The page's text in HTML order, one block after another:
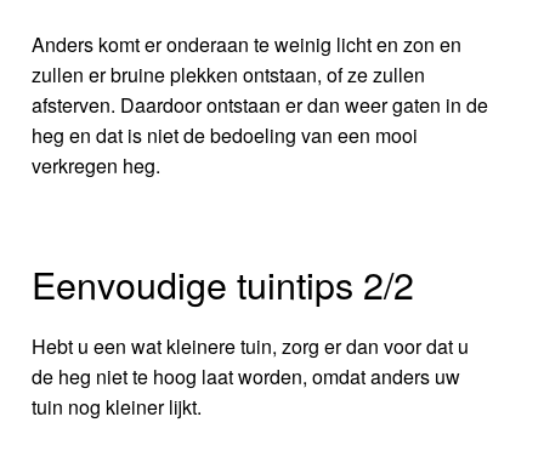
Anders komt er onderaan te weinig licht en zon en
zullen er bruine plekken ontstaan, of ze zullen
afsterven. Daardoor ontstaan er dan weer gaten in de
heg en dat is niet de bedoeling van een mooi
verkregen heg.
Eenvoudige tuintips 2/2
Hebt u een wat kleinere tuin, zorg er dan voor dat u
de heg niet te hoog laat worden, omdat anders uw
tuin nog kleiner lijkt.